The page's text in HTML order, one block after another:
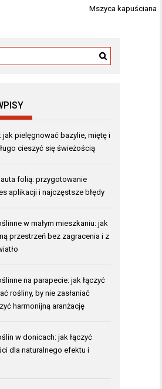
Mszyca kapuściana
jak pielęgnować bazylie, miętę i
cieszyć się świeżością
folią: przygotowanie
aplikacji i najczęstsze błędy
w małym mieszkaniu: jak
przestrzeń bez zagracenia i z
na parapecie: jak łączyć
rośliny, by nie zasłaniać
harmonijną aranżację
w donicach: jak łączyć
dla naturalnego efektu i